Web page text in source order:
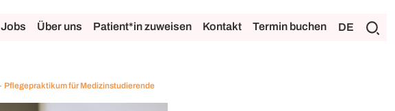
Jobs Über uns Patient*in zuweisen Kontakt Termin buchen DE
Pflegepraktikum für Medizinstudierende